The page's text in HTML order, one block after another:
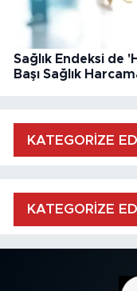
Sağlık Endeksi de
Başı Sağlık
KATEGORİZE
KATEGORİZE